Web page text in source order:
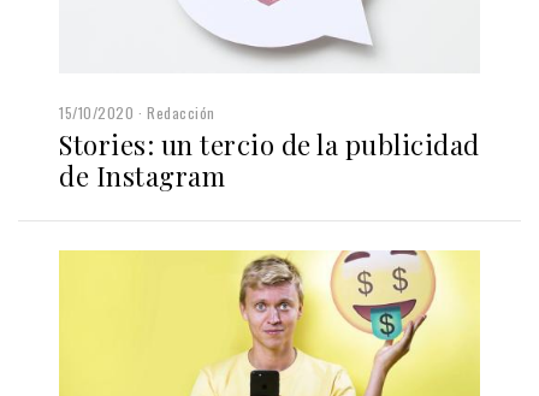
15/10/2020 Redacción
Stories: un tercio de la publicidad
de Instagram